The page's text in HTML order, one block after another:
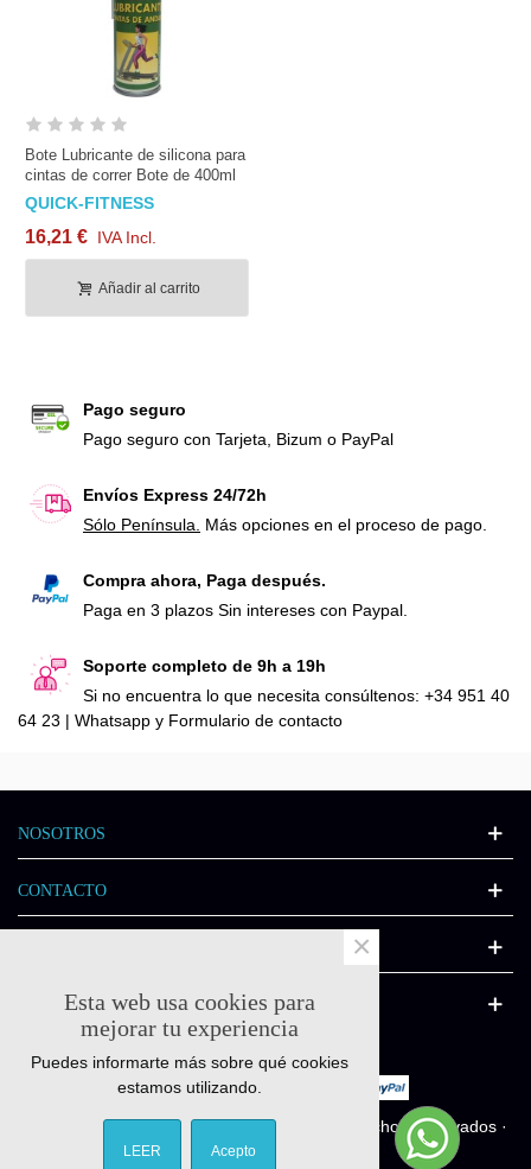
Bote Lubricante de silicona para
cintas de correr Bote de 400ml
QUICK-FITNESS
16,21 € IVA Incl.
Añadir al carrito
Pago seguro
Pago seguro con Tarjeta, Bizum o PayPal
Envíos Express 24/72h
Sólo Península.
Más opciones en el proceso de pago.
Compra ahora, Paga después.
Paga en 3 plazos Sin intereses con Paypal.
Soporte completo de 9h a 19h
Si no encuentra lo que necesita consúltenos: +34 951 40
64 23 | Whatsapp y Formulario de contacto
NOSOTROS
CONTACTO
CATÁLOGO
© Quick-fitness.es 2011-2025 - Todos los derechos reservados ·
Diseñado por
Esta web usa cookies para
mejorar tu experiencia
Puedes informarte más sobre qué cookies
estamos utilizando.
LEER Acepto
×